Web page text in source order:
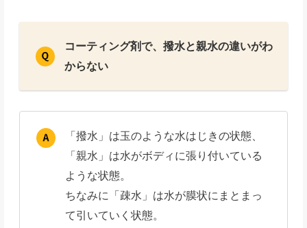
コーティング剤で、撥水と親水の違いがわ
からない
「撥水」は玉のような水はじきの状態、
「親水」は水がボディに張り付いている
ような状態。
ちなみに「疎水」は水が膜状にまとまっ
て引いていく状態。